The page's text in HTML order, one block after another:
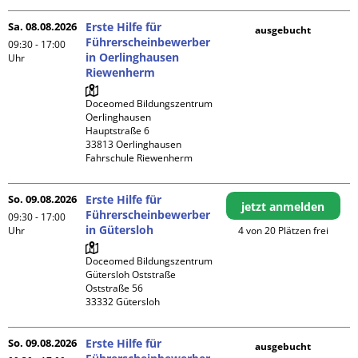
Sa. 08.08.2026
09:30 - 17:00
Uhr
Erste Hilfe für
Führerscheinbewerber
in Oerlinghausen
Riewenherm
Doceomed Bildungszentrum
Oerlinghausen
Hauptstraße 6
33813 Oerlinghausen
Fahrschule Riewenherm
ausgebucht
So. 09.08.2026
09:30 - 17:00
Uhr
Erste Hilfe für
Führerscheinbewerber
in Gütersloh
Doceomed Bildungszentrum
Gütersloh Oststraße
Oststraße 56
jetzt anmelden
4 von 20 Plätzen frei
So. 09.08.2026
Erste Hilfe für
ausgebucht